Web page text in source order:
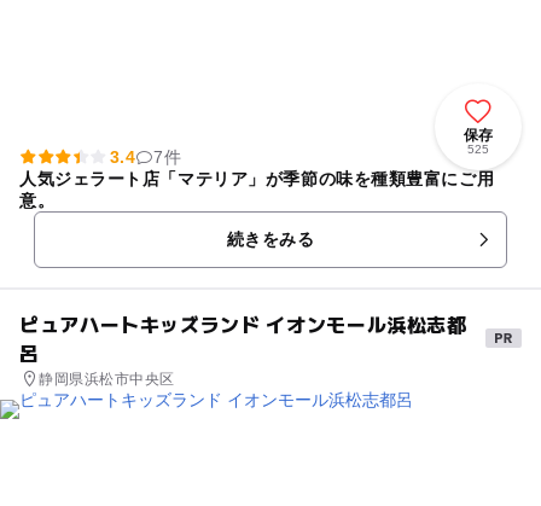
保存
525
3.4
7件
人気ジェラート店「マテリア」が季節の味を種類豊富にご用
意。
続きをみる
ピュアハートキッズランド イオンモール浜松志都
呂
静岡県浜松市中央区